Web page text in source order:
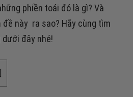
phiền toái đó là gì? Và
này ra sao? Hãy cùng tìm
đây nhé!